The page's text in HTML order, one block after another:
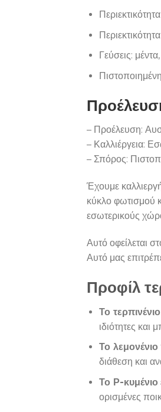
Γεύσεις:
– Προέλευση:
– Καλλιέργεια:
– Σπόρος:
Έχουμε
κύκλο φωτισμού
εσωτερικούς
Αυτό οφείλεται
Αυτό μας
Προφίλ
Το τερπινένιο
ιδιότητες
Το λεμονένιο
διάθεση και
Το Ρ-κυμένιο
ορισμένες